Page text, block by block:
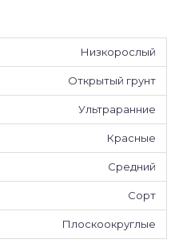
Низкорослый
Открытый грунт
Ультраранние
Красные
Средний
Сорт
Плоскоокруглые